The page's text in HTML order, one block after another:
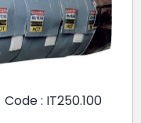
Code : IT250.100